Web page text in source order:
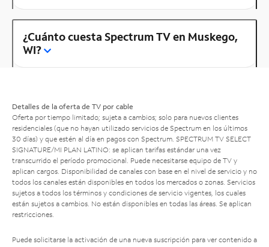
¿Cuánto cuesta Spectrum TV en Muskego,
WI?
Detalles de la oferta de TV por cable
Oferta por tiempo limitado; sujeta a cambios; solo para nuevos clientes
residenciales (que no hayan utilizado servicios de Spectrum en los últimos
30 días) y que estén al día en pagos con Spectrum. SPECTRUM TV SELECT
SIGNATURE/MI PLAN LATINO: se aplican tarifas estándar una vez
transcurrido el período promocional. Puede necesitarse equipo de TV y
aplican cargos. Disponibilidad de canales con base en el nivel de servicio y no
todos los canales están disponibles en todos los mercados o zonas. Servicios
sujetos a todos los términos y condiciones de servicio vigentes, los cuales
están sujetos a cambios. No están disponibles en todas las áreas. Se aplican
restricciones.
Puede solicitarse la activación de una nueva suscripción para ver contenido a